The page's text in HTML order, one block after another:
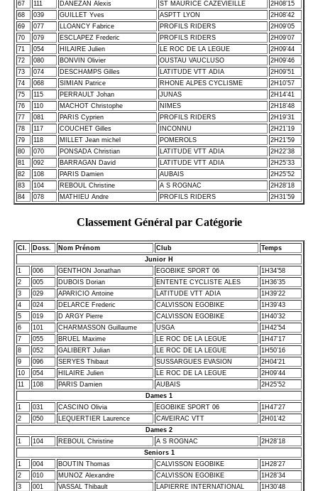
67 111 DANEZAN Alexis ST MAURICE CAZEVIEILLE
2H08’15
68
039 GUILLET Yves ASPTT LYON
2H08’42
69
077 LLOANCY Fabrice PROFILS RIDERS
2H09’05
70
079 ESCLAPEZ Frederic PROFILS RIDERS
2H09’07
71
054 HILAIRE Julien LE ROC DE LA LEGUE
2H09’44
72
080 BONVIN Olivier OUSTAU VAUCLUSO
2H09’46
73
074 DESCHAMPS Gilles LATITUDE VTT ADIA
2H09’51
74
068 SIMIAN Patrice RHONE ALPES CYCLISME
2H10’57
75
115 PERRAULT Johan JUNAS
2H14’41
76
110 MACHOT Christophe NIMES
2H18’48
77
081 PARIS Cyprien PROFILS RIDERS
2H19’31
78
117 COUCHET Gilles INCONNU
2H21’19
79
118 MILLET Jean michel POMEROLS
2H21’59
80
070 PONSADA Christian LATITUDE VTT ADIA
2H22’38
81
092 BARRAGAN David LATITUDE VTT ADIA
2H25’33
82
108 PARIS Damien AUBAIS
2H25’52
83
104 REBOUL Christine A S ROGNAC
2H28’18
84
078 MATHIEU Andre PROFILS RIDERS 2H31’59
Classement Général par Catégorie
Cl. Doss. Nom Prénom Club
Temps
Junior H
1
006 GENTHON Jonathan EGOBIKE SPORT 06
1H34’58
2
005 DUBOIS Dorian ENTENTE CYCLISTE ALES
1H36’35
3
029 APARICIO Antoine LATITUDE VTT ADIA
1H39’22
4
024 DELARCE Frederic CALVISSON EGOBIKE
1H39’43
5
019 D ARGY Pierre CALVISSON EGOBIKE
1H40’32
6
101 CHARMASSON Guillaume USGA
1H42’54
7
055 BRUEL Maxime LE ROC DE LA LEGUE
1H47’17
8
052 GALIBERT Julian LE ROC DE LA LEGUE
1H50’16
9
096 SERYES Thibaut SUSSARGUES EVASION
2H04’21
10
054 HILAIRE Julien LE ROC DE LA LEGUE
2H09’44
11
108 PARIS Damien AUBAIS
2H25’52
Dames 1
1
031 CASCINO Olivia EGOBIKE SPORT 06
1H47’27
2
050 LEQUERTIER Laurence CAVEIRAC VTT
2H01’42
Dames 2
1
104 REBOUL Christine A S ROGNAC
2H28’18
Seniors 1
1
004 BOUTIN Thomas CALVISSON EGOBIKE
1H28’27
2
010 MUNOZ Alexandre CALVISSON EGOBIKE
1H28’34
3
001 VASSAL Thibault LAPIERRE INTERNATIONAL
1H30’48